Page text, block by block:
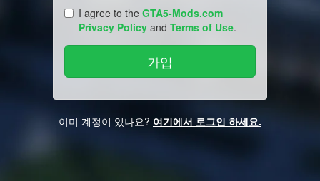
I agree to the GTA5-Mods.com
Privacy Policy and Terms of Use.
이미 계정이 있나요? 여기에서 로그인 하세요.